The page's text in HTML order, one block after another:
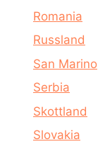
Romania
Russland
San Marino
Serbia
Skottland
Slovakia